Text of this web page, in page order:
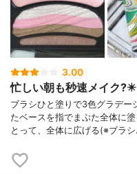
3.00
忙しい朝も秒速メイク?️✴️
ブラシひと塗りで3色グラデ
たベースを指でまぶた全体に
とって、全体に広げる(※ブラ